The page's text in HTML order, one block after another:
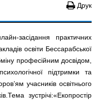
Друк
засідання практичних
освіти Бессарабської
професійним досвідом,
підтримки та
учасників освітнього
зустрічі:«Екопростір